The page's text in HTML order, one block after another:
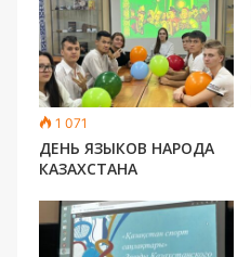
1 071
ДЕНЬ ЯЗЫКОВ НАРОДА
КАЗАХСТАНА